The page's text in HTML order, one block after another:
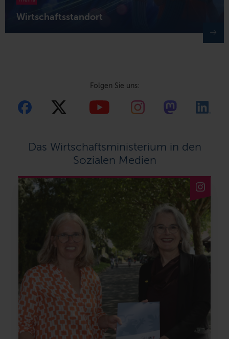
Wirtschaftsstandort
Folgen Sie uns:
Das Wirtschaftsministerium in den
Sozialen Medien